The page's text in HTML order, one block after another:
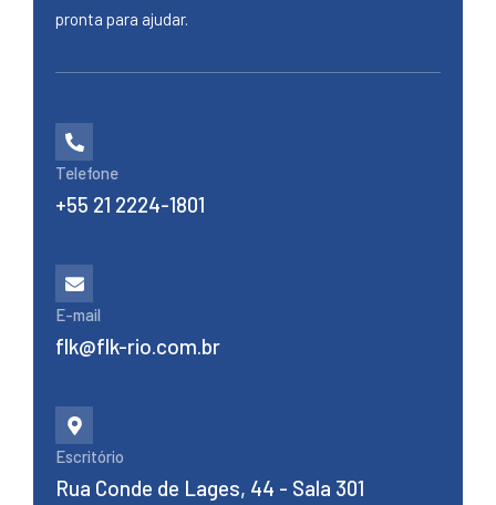
pronta para ajudar.
Telefone
+55 21 2224-1801
E-mail
flk@flk-rio.com.br
Escritório
Rua Conde de Lages, 44 - Sala 301